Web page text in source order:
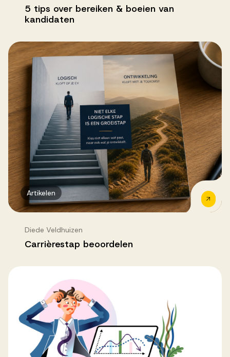
5 tips over bereiken & boeien van
kandidaten
Artikelen
Diede Veldhuizen
Carrièrestap beoordelen